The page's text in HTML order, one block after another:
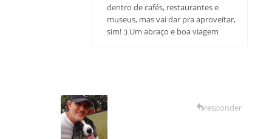
dentro de cafés, restaurantes e
museus, mas vai dar pra aproveitar,
sim! :) Um abraço e boa viagem
responder